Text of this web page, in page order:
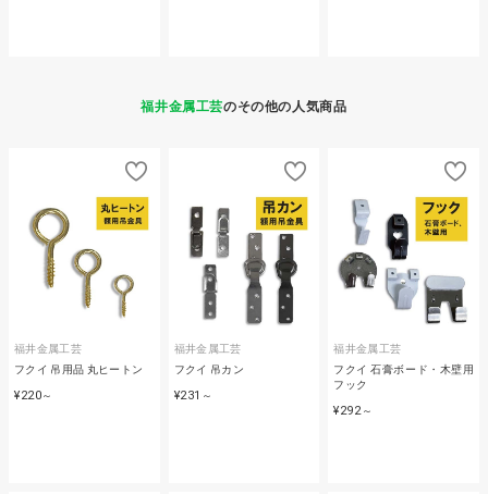
福井金属工芸のその他の人気商品
福井金属工芸
フクイ 吊用品 丸ヒートン
¥220～
福井金属工芸
フクイ 吊カン
¥231 ～
福井金属工芸
フクイ 石膏ボード・木壁用
フック
¥292 ～